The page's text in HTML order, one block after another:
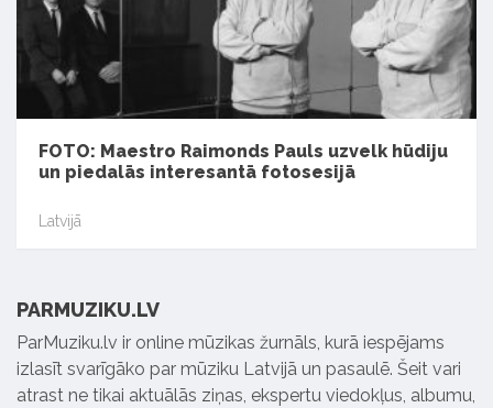
FOTO: Maestro Raimonds Pauls uzvelk hūdiju
un piedalās interesantā fotosesijā
Latvijā
PARMUZIKU.LV
ParMuziku.lv ir online mūzikas žurnāls, kurā iespējams
izlasīt svarīgāko par mūziku Latvijā un pasaulē. Šeit vari
atrast ne tikai aktuālās ziņas, ekspertu viedokļus, albumu,